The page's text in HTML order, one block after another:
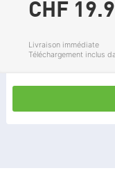
CHF 19.
Livraison immédiate
Téléchargement inclus